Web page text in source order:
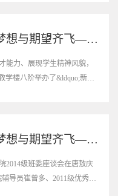
青春与活力并重 梦想与期望齐飞—记化学学院“新生杯”辩论赛
能力、展现学生精神风貌，
学楼八阶举办了&ldquo;新生
青春与活力并重 梦想与期望齐飞—记化学学院2014级班委座谈会
2014级班委座谈会在唐敖庆
导员崔曾多、2011级优秀班